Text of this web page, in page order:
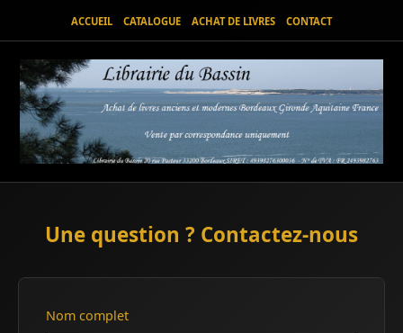
ACCUEIL CATALOGUE ACHAT DE LIVRES CONTACT
Une question ? Contactez-nous
Nom complet